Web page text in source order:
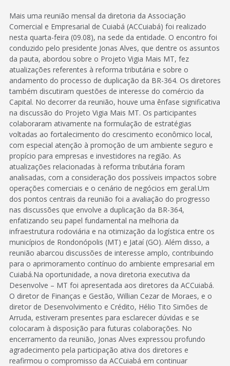
Mais uma reunião mensal da diretoria da Associação
Comercial e Empresarial de Cuiabá (ACCuiabá) foi realizado
nesta quarta-feira (09.08), na sede da entidade. O encontro foi
conduzido pelo presidente Jonas Alves, que dentre os assuntos
da pauta, abordou sobre o Projeto Vigia Mais MT, fez
atualizações referentes à reforma tributária e sobre o
andamento do processo de duplicação da BR-364. Os diretores
também discutiram questões de interesse do comércio da
Capital. No decorrer da reunião, houve uma ênfase significativa
na discussão do Projeto Vigia Mais MT. Os participantes
colaboraram ativamente na formulação de estratégias
voltadas ao fortalecimento do crescimento econômico local,
com especial atenção à promoção de um ambiente seguro e
propício para empresas e investidores na região. As
atualizações relacionadas à reforma tributária foram
analisadas, com a consideração dos possíveis impactos sobre
operações comerciais e o cenário de negócios em geral.Um
dos pontos centrais da reunião foi a avaliação do progresso
nas discussões que envolve a duplicação da BR-364,
enfatizando seu papel fundamental na melhoria da
infraestrutura rodoviária e na otimização da logística entre os
municípios de Rondonópolis (MT) e Jataí (GO). Além disso, a
reunião abarcou discussões de interesse amplo, contribuindo
para o aprimoramento contínuo do ambiente empresarial em
Cuiabá.Na oportunidade, a nova diretoria executiva da
Desenvolve – MT foi apresentada aos diretores da ACCuiabá.
O diretor de Finanças e Gestão, Willian Cezar de Moraes, e o
diretor de Desenvolvimento e Crédito, Hélio Tito Simões de
Arruda, estiveram presentes para esclarecer dúvidas e se
colocaram à disposição para futuras colaborações. No
encerramento da reunião, Jonas Alves expressou profundo
agradecimento pela participação ativa dos diretores e
reafirmou o compromisso da ACCuiabá em continuar